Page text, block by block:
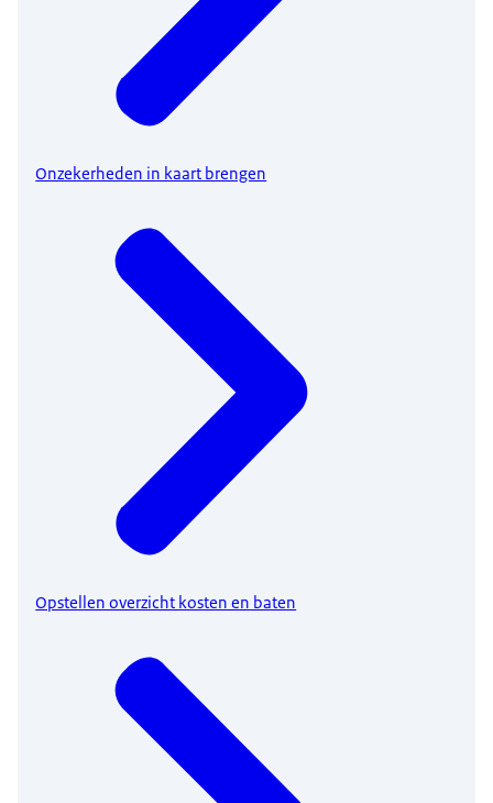
Onzekerheden in kaart brengen
Opstellen overzicht kosten en baten